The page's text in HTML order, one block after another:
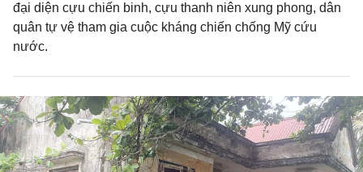
đại diện cựu chiến binh, cựu thanh niên xung phong, dân
quân tự vệ tham gia cuộc kháng chiến chống Mỹ cứu
nước.